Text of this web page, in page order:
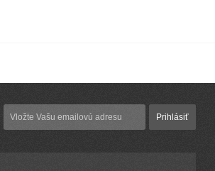
Prihlásiť